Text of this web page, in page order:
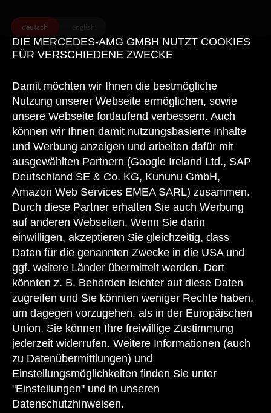
deutsch english
© 2026 Mercedes-AMG GmbH. Alle Rechte vorbehalten.
Weitere Informationen zum offiziellen Kraftstoffverbrauch und den
offiziellen spezifischen CO2-Emissionen neuer Personenkraftwagen
können dem "Leitfaden über den Kraftstoffverbrauch, die CO2-
Emissionen und den Stromverbrauch"
neuer Personenkraftwagen
entnommen werden, der an allen Verkaufsstellen und bei der
Deutschen Automobil Treuhand GmbH unterwww.dat.deunentgeltlich
erhältlich ist.
Die angegebenen Werte sind die ermittelten "WLTP-CO -Werte" i.S.v.
Art. 2 Nr. 3 Durchführungsverordnung (EU) 2017/1153. Die
Kraftstoffverbrauchswerte wurden auf Basis dieser Werte errechnet.
2017/1151/EU ermittelt.
Angaben zum Kraftstoffverbrauch und zu CO2-Emissionen sind
Zertifizierungsverfahren nach Maßgabe des WLTP-Prüfverfahrens
ermittelt und in NEFZ-Werte korreliert. Eine EG-Typgenehmigung und
eine Konformitätsbescheinigung mit amtlichen Werten liegen noch
nicht vor. Abweichungen zwischen den Angaben und den amtlichen
Werten sind möglich.
DIE MERCEDES-AMG GMBH NUTZT COOKIES
FÜR VERSCHIEDENE ZWECKE
Damit möchten wir Ihnen die bestmögliche
Nutzung unserer Webseite ermöglichen, sowie
unsere Webseite fortlaufend verbessern. Auch
können wir Ihnen damit nutzungsbasierte Inhalte
und Werbung anzeigen und arbeiten dafür mit
ausgewählten Partnern (Google Ireland Ltd., SAP
Deutschland SE & Co. KG, Kununu GmbH,
Amazon Web Services EMEA SARL) zusammen.
Durch diese Partner erhalten Sie auch Werbung
auf anderen Webseiten. Wenn Sie darin
einwilligen, akzeptieren Sie gleichzeitig, dass
Daten für die genannten Zwecke in die USA und
ggf. weitere Länder übermittelt werden. Dort
könnten z. B. Behörden leichter auf diese Daten
zugreifen und Sie könnten weniger Rechte haben,
um dagegen vorzugehen, als in der Europäischen
Union. Sie können Ihre freiwillige Zustimmung
jederzeit widerrufen. Weitere Informationen (auch
zu Datenübermittlungen) und
Einstellungsmöglichkeiten finden Sie unter
"Einstellungen" und in unseren
Datenschutzhinweisen.